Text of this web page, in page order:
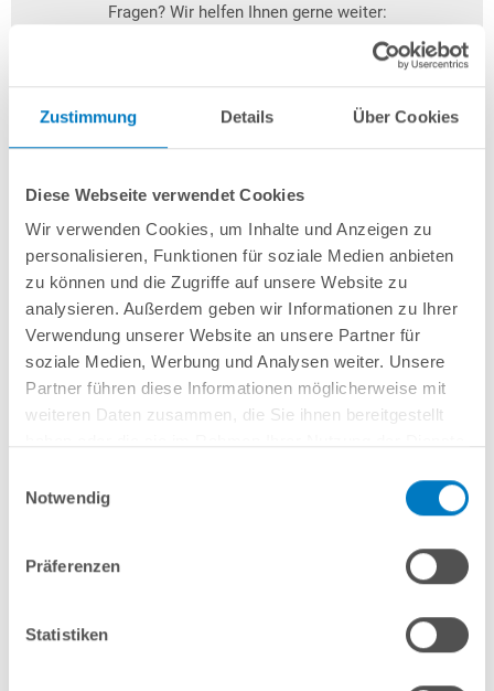
Zustimmung Details Über Cookies
Diese Webseite verwendet Cookies
Wir verwenden Cookies, um Inhalte und Anzeigen zu
personalisieren, Funktionen für soziale Medien anbieten
zu können und die Zugriffe auf unsere Website zu
analysieren. Außerdem geben wir Informationen zu Ihrer
Verwendung unserer Website an unsere Partner für
soziale Medien, Werbung und Analysen weiter. Unsere
Partner führen diese Informationen möglicherweise mit
weiteren Daten zusammen, die Sie ihnen bereitgestellt
Notwendig
Präferenzen
Statistiken
Fragen? Wir helfen Ihnen gerne weiter:
Anfrageformular
Produktbeschreibung
Herstellerangaben
Anleitungen/Datenblätter
Hinweise zum Versand / zur Lagerung